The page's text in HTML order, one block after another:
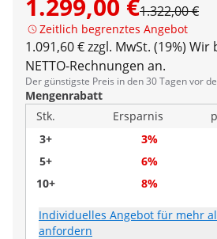
1.299,00 €1.322,00 €
Zeitlich begrenztes Angebot
1.091,60 € zzgl. MwSt. (19%) Wir
NETTO-Rechnungen an.
Der günstigste Preis in den 30 Tagen vor
Mengenrabatt
Stk.
Ersparnis
3+
3%
5+
6%
10+
8%
Individuelles Angebot für mehr
anfordern